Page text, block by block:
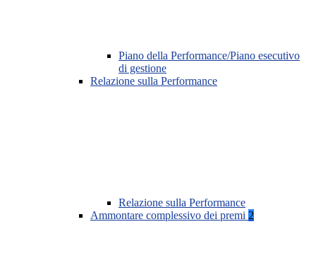
Piano della Performance/Piano esecutivo
di gestione
Relazione sulla Performance
Relazione sulla Performance
Ammontare complessivo dei premi 2